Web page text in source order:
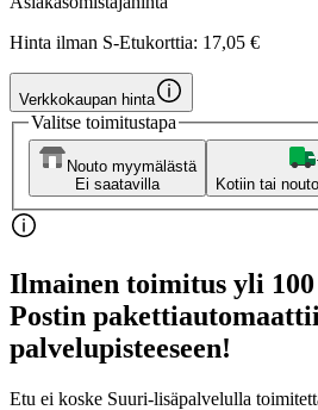
Hinta ilman S-Etukorttia: 17,05 €
Verkkokaupan hinta
Valitse toimitustapa
Nouto myymälästä
Ei saatavilla
Kotiin tai
Ilmainen toimitus yli
Postin
palvelupisteeseen!
Etu ei koske Suuri‑lisäpalvelulla